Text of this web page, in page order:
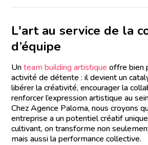
L'art au service de la
d’équipe
Unteam building artistique offre bien
activité de détente : il devient un
libérer la créativité, encourager la
renforcer l’expression artistique au
Chez Agence Paloma, nous croyons
entreprise a un potentiel créatif
cultivant, on transforme non
mais aussi la performance collective.